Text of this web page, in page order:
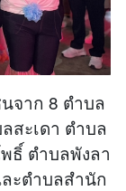
จาก 8 ตำบล
สะเดา ตำบล
ธิ์ ตำบลพังลา
ะตำบลสำนัก